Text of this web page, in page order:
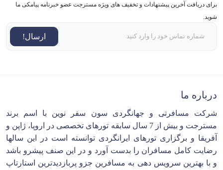
برای دریافت آخرین پیشنهادات و تخفیف های ویژه مسترجت عضو خبرنامه پیامکی ما
شوید.
ارسال!
درباره ما
شرکت مسافرتی و جهانگردی سون سفر نوین با اسم برند
مسترجت و بیش از 7 سال سابقه تورهای تخصصی در اروپا، ژاپن و
آفریقا و برگزاری تورهای ایرانگردی توانسته است در این سالها
رضایت کامل مسافران را بدست آورد و در این صنف پیشرو باشد
و با بهترین سرویس دهی به مسافرین جزو پربازدیدترین استارتاپ